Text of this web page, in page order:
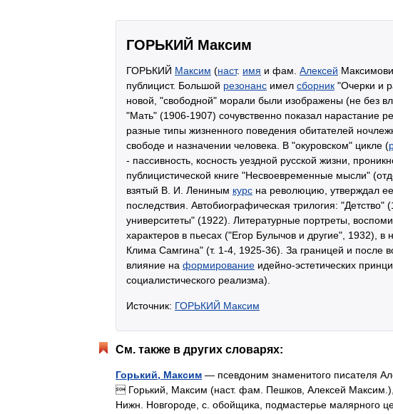
ГОРЬКИЙ Максим
ГОРЬКИЙ Максим (наст. имя и фам. Алексей
публицист. Большой резонанс имел сборник "Очерки и
новой, "свободной" морали были изображены (не без
"Мать" (1906-1907) сочувственно показал нарастание
разные типы жизненного поведения обитателей
свободе и назначении человека. В "окуровском" цикле (
- пассивность, косность уездной русской жизни,
публицистической книге "Несвоевременные мысли"
взятый В. И. Лениным курс на революцию, утверждал
последствия. Автобиографическая трилогия:
университеты" (1922). Литературные портреты,
характеров в пьесах ("Егор Булычов и другие", 1932),
Клима Самгина" (т. 1-4, 1925-36). За границей и после
влияние на формирование идейно-эстетических
социалистического реализма).
Источник: ГОРЬКИЙ Максим
См. также в других словарях:
Горький, Максим — псевдоним знаменитого писателя
 Горький, Максим (наст. фам. Пешков, Алексей
Нижн. Новгороде, с. обойщика, подмастерье